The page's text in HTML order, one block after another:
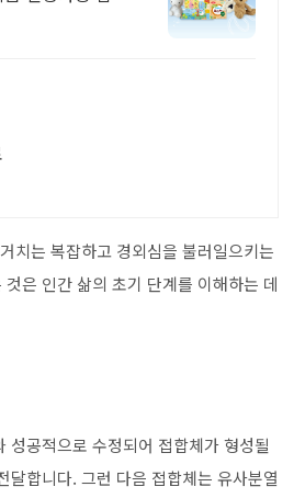
치는 복잡하고 경외심을 불러일으키는
은 인간 삶의 초기 단계를 이해하는 데
공적으로 수정되어 접합체가 형성될
합니다. 그런 다음 접합체는 유사분열